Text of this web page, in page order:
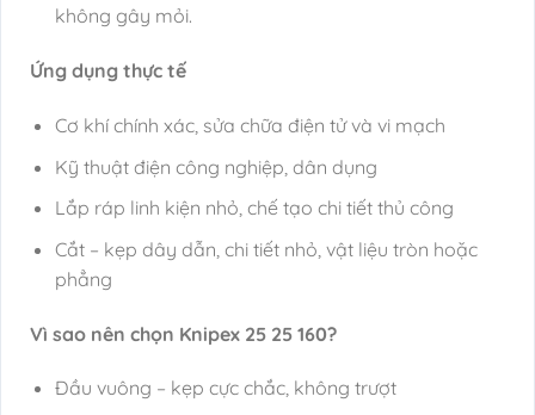
không gây mỏi.
Ứng dụng thực tế
Cơ khí chính xác, sửa chữa điện tử và vi mạch
Kỹ thuật điện công nghiệp, dân dụng
Lắp ráp linh kiện nhỏ, chế tạo chi tiết thủ công
Cắt – kẹp dây dẫn, chi tiết nhỏ, vật liệu tròn hoặc
phẳng
Vì sao nên chọn Knipex 25 25 160?
Đầu vuông – kẹp cực chắc, không trượt